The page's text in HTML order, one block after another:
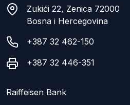
Zukići 22, Zenica 72000
Bosna i Hercegovina
+387 32 462-150
+387 32 446-351
Raiffeisen Bank